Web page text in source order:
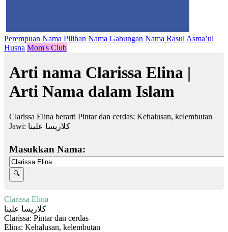
Perempuan Nama Pilihan Nama Gabungan Nama Rasul Asma’ul
Husna Mom's Club
Arti nama Clarissa Elina |
Arti Nama dalam Islam
Clarissa Elina berarti Pintar dan cerdas; Kehalusan, kelembutan
Jawi: كلاريسا علينا
Masukkan Nama:
Clarissa Elina
كلاريسا علينا
Clarissa: Pintar dan cerdas
Elina: Kehalusan, kelembutan